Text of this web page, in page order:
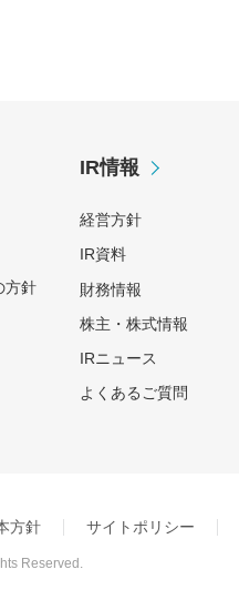
方針
IR情報
経営方針
IR資料
財務情報
株主・株式情報
IRニュース
よくあるご質問
方針 サイトポリシー
Reserved.